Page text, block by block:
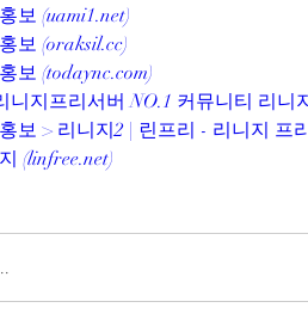
보 (uami1.net)
보 (oraksil.cc)
보 (todaync.com)
니지프리서버 NO.1 커뮤니티 리니
보 > 리니지2 | 린프리 - 리니지 프
(linfree.net)